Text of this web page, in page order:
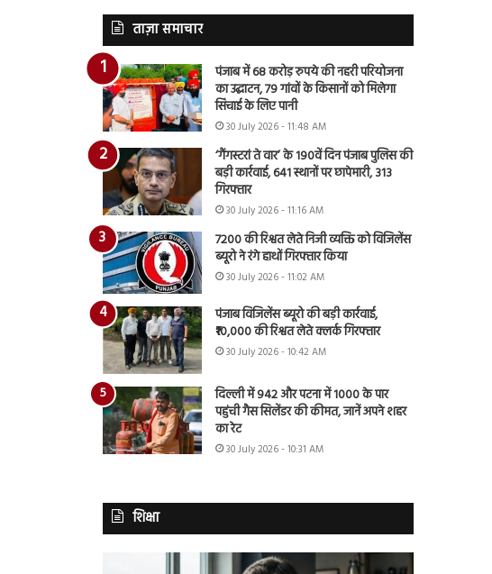
ताज़ा समाचार
पंजाब में 68 करोड़ रुपये की नहरी परियोजना
का उद्घाटन, 79 गांवों के किसानों को मिलेगा
सिंचाई के लिए पानी
30 July 2026 - 11:48 AM
‘गैंगस्टरां ते वार’ के 190वें दिन पंजाब पुलिस की
बड़ी कार्रवाई, 641 स्थानों पर छापेमारी, 313
गिरफ्तार
30 July 2026 - 11:16 AM
7200 की रिश्वत लेते निजी व्यक्ति को विजिलेंस
ब्यूरो ने रंगे हाथों गिरफ्तार किया
30 July 2026 - 11:02 AM
पंजाब विजिलेंस ब्यूरो की बड़ी कार्रवाई,
₹10,000 की रिश्वत लेते क्लर्क गिरफ्तार
30 July 2026 - 10:42 AM
दिल्ली में 942 और पटना में 1000 के पार
पहुंची गैस सिलेंडर की कीमत, जानें अपने शहर
का रेट
30 July 2026 - 10:31 AM
शिक्षा